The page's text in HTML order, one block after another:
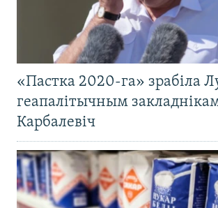
«Пастка 2020-га» зрабіла
геапалітычным
Карбалевіч